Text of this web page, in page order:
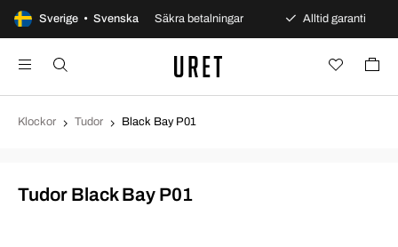
Sverige • Svenska
öppet köp Säkra betalningar Alltid garanti
Klockor Tudor Black Bay P01
Tudor Black Bay P01